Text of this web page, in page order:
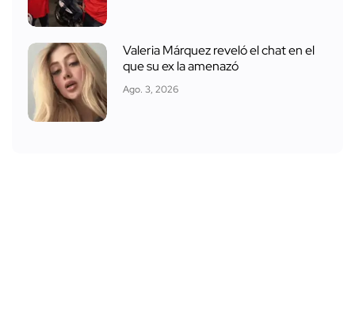
Valeria Márquez reveló el chat en el
que su ex la amenazó
Ago. 3, 2026